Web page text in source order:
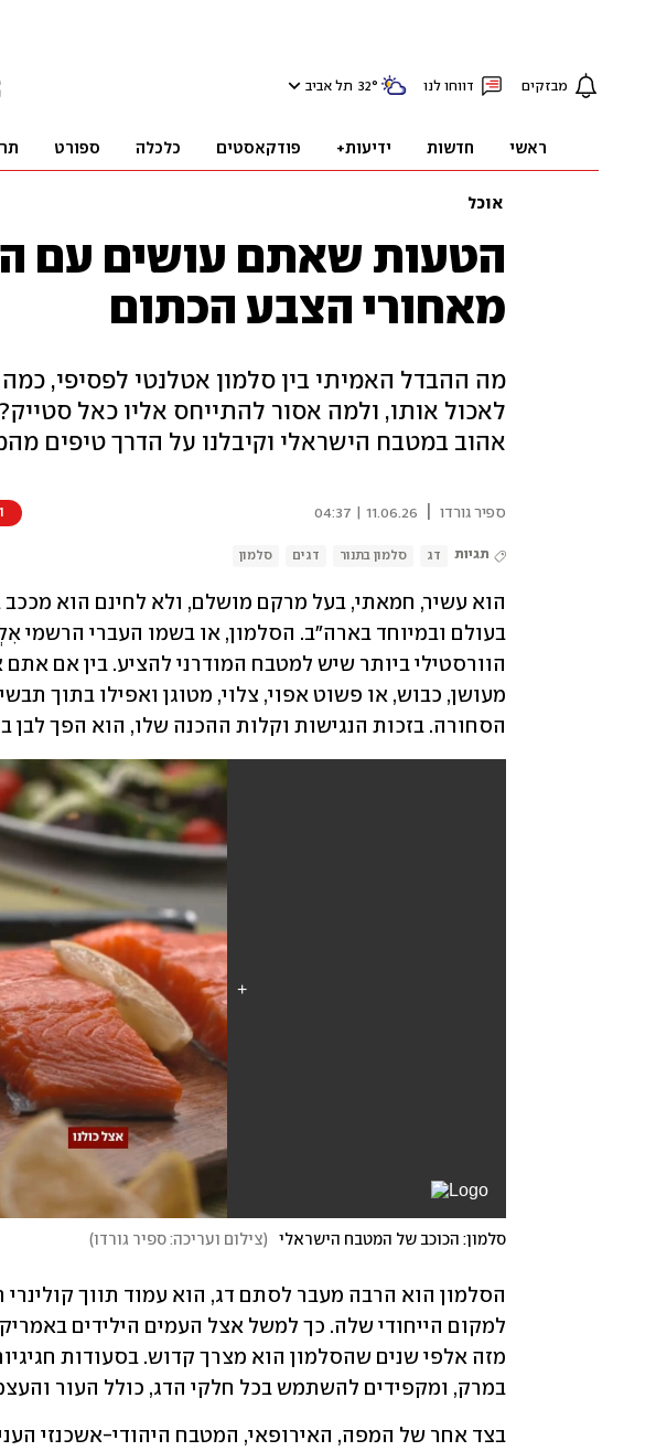
מבזקים דווחו לנו 32° תל אביב
ראשי חדשות ידיעות+ פודקאסטים כלכלה ספורט
אוכל
הטעות שאתם עושים עם
מאחורי הצבע הכתום
מה ההבדל האמיתי בין סלמון אטלנטי לפסיפי,
לאכול אותו, ולמה אסור להתייחס אליו כאל
אהוב במטבח הישראלי וקיבלנו על הדרך טיפים
ספיר גורדו 11.06.26 | 04:37
תגיות דג סלמון בתנור דגים סלמון
הסחורה. בזכות הנגישות וקלות ההכנה שלו, הוא הפך לבן
סלמון: הכוכב של המטבח הישראלי (צילום ועריכה: ספיר גורדו)
למקום הייחודי שלה. כך למשל אצל העמים הילידים
במרק, ומקפידים להשתמש בכל חלקי הדג, כולל העור